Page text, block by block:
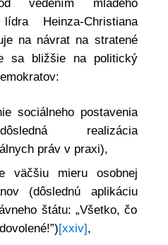
mladého
Heinza-Christiana
na návrat na stratené
sa bližšie na politický
sociálneho postavenia
realizácia
práv v praxi),
väčšiu mieru osobnej
(dôslednú aplikáciu
štátu: „Všetko, čo
[xxiv],